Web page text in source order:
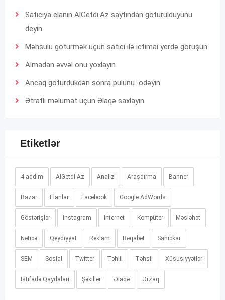
Satıcıya elanın AlGetdi.Az saytından götürüldüyünü
deyin
Məhsulu götürmək üçün satıcı ilə ictimai yerdə görüşün
Almadan əvvəl onu yoxlayın
Ancaq götürdükdən sonra pulunu ödəyin
Ətraflı məlumat üçün Əlaqə saxlayın
Etiketlər
4 addım AlGetdi.Az Analiz Araşdırma Banner
Bazar Elanlar Facebook Google AdWords
Göstərişlər Instagram Internet Kompüter Məsləhət
Nəticə Qeydiyyat Reklam Rəqabət Sahibkar
SEM Sosial Twitter Təhlil Təhsil Xüsusiyyətlər
İstifadə Qaydaları Şəkillər Əlaqə Ərzaq